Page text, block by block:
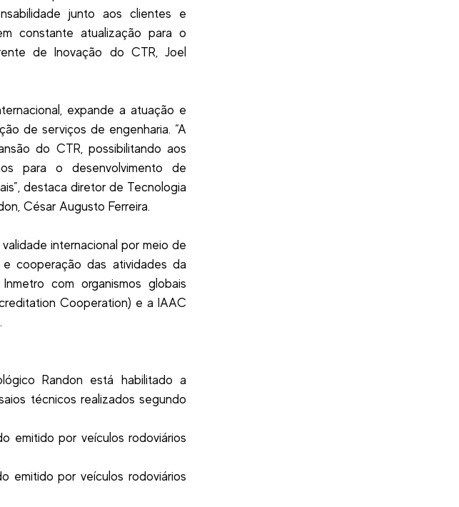
junto aos clientes e
constante atualização para o
de Inovação do CTR, Joel
expande a atuação e
de serviços de engenharia. “A
do CTR, possibilitando aos
para o desenvolvimento de
destaca diretor de Tecnologia
César Augusto Ferreira.
internacional por meio de
cooperação das atividades da
com organismos globais
Cooperation) e a IAAC
Randon está habilitado a
técnicos realizados segundo
emitido por veículos rodoviários
emitido por veículos rodoviários